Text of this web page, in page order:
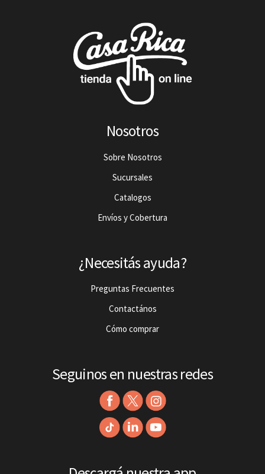
Nosotros
Sobre Nosotros
Sucursales
Catalogos
Envíos y Cobertura
¿Necesitás ayuda?
Preguntas Frecuentes
Contactános
Cómo comprar
Seguinos en nuestras redes